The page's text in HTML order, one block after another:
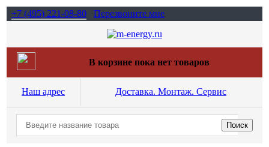
+7 (495) 221-08-80 Перезвоните мне
В корзине пока нет товаров
Наш адрес Доставка. Монтаж. Сервис